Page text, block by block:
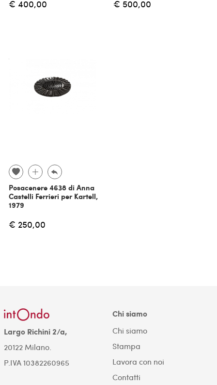
€ 400,00 € 500,00
Posacenere 4638 di Anna
Castelli Ferrieri per Kartell,
1979
€ 250,00
Largo Richini 2/a,
20122 Milano.
P.IVA 10382260965
Chi siamo
Chi siamo
Stampa
Lavora con noi
Contatti